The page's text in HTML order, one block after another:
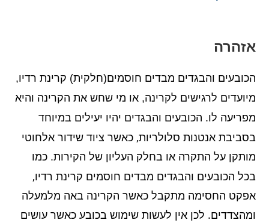
אזהרה
הכובעים והבגדים מבדים חוסמים(חלקית) קרינת רדיו,
מיועדים לרגישים לקרינה, או מי שחש את הקרינה והיא
מפריעה לו. הכובעים והבגדים יהיו יעילים במיוחד
בסביבת אנטנות סלולריות, כאשר ציוד שידור אלחוטי
מותקן על התקרה או בחלק העליון של הקירות.כמו
בכל הכובעים והבגדים מבדים חוסמים קרינת רדיו,
אפקט החסימה מתקבל כאשר הקרינה באה מלמעלה
ומהצדדים. לכןאין לעשות שימוש בכובע כאשר עושים